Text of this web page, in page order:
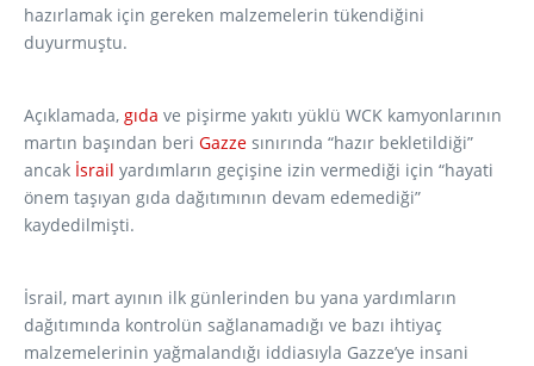
hazırlamak için gereken malzemelerin tükendiğini
duyurmuştu.
Açıklamada, gıda ve pişirme yakıtı yüklü WCK kamyonlarının
martın başından beri Gazze sınırında “hazır bekletildiği”
ancak İsrail yardımların geçişine izin vermediği için “hayati
önem taşıyan gıda dağıtımının devam edemediği”
kaydedilmişti.
İsrail, mart ayının ilk günlerinden bu yana yardımların
dağıtımında kontrolün sağlanamadığı ve bazı ihtiyaç
malzemelerinin yağmalandığı iddiasıyla Gazze’ye insani